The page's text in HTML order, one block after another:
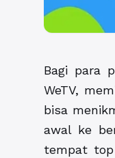
Bagi para
WeTV,
bisa
awal ke
tempat top